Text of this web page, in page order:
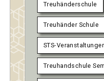
Treuhänderschule
Treuhänder Schule
STS-
Treuhandschule